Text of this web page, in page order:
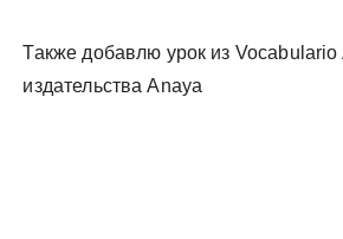
Также добавлю урок из Vocabulario
издательства Anaya